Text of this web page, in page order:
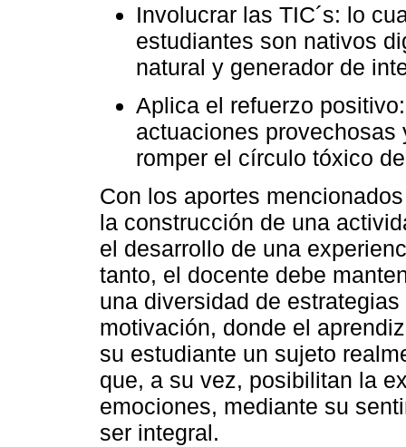
Involucrar las TIC´s: lo
estudiantes son nativos
natural y generador de
Aplica el refuerzo
actuaciones
romper el círculo tóxico
Con los aportes
la construcción de una
el desarrollo de una
tanto, el docente debe
una diversidad de
motivación, donde el
su estudiante un sujeto
que, a su vez, posibilitan la
emociones, mediante su
ser integral.